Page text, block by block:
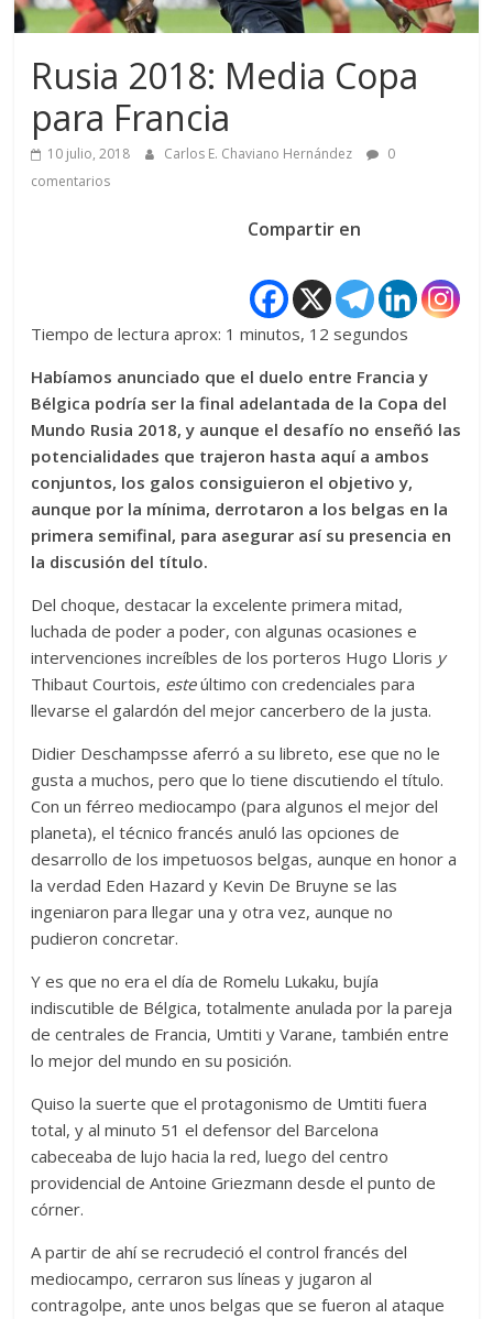
Rusia 2018: Media Copa
para Francia
10 julio, 2018 Carlos E. Chaviano Hernández
0
comentarios
Compartir en
Tiempo de lectura aprox: 1 minutos, 12 segundos
Habíamos anunciado que el duelo entre Francia y
Bélgica podría ser la final adelantada de la Copa del
Mundo Rusia 2018, y aunque el desafío no enseñó las
potencialidades que trajeron hasta aquí a ambos
conjuntos, los galos consiguieron el objetivo y,
aunque por la mínima, derrotaron a los belgas en la
primera semifinal, para asegurar así su presencia en
la discusión del título.
Del choque, destacar la excelente primera mitad,
luchada de poder a poder, con algunas ocasiones e
intervenciones increíbles de los porteros Hugo Lloris y
Thibaut Courtois, esteúltimo con credenciales para
llevarse el galardón del mejor cancerbero de la justa.
Didier Deschampsse aferró a su libreto, ese que no le
gusta a muchos, pero que lo tiene discutiendo el título.
Con un férreo mediocampo (para algunos el mejor del
planeta), el técnico francés anuló las opciones de
desarrollo de los impetuosos belgas, aunque en honor a
la verdad Eden Hazard y Kevin De Bruyne se las
ingeniaron para llegar una y otra vez, aunque no
pudieron concretar.
Y es que no era el día de Romelu Lukaku, bujía
indiscutible de Bélgica, totalmente anulada por la pareja
de centrales de Francia, Umtiti y Varane, también entre
lo mejor del mundo en su posición.
Quiso la suerte que el protagonismo de Umtiti fuera
total, y al minuto 51 el defensor del Barcelona
cabeceaba de lujo hacia la red, luego del centro
providencial de Antoine Griezmann desde el punto de
córner.
A partir de ahí se recrudeció el control francés del
mediocampo, cerraron sus líneas y jugaron al
contragolpe, ante unos belgas que se fueron al ataque